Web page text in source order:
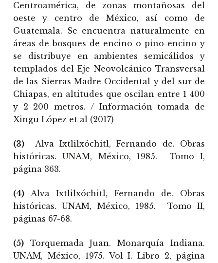
Centroamérica, de zonas montañosas del
oeste y centro de México, así como de
Guatemala. Se encuentra naturalmente en
áreas de bosques de encino o pino-encino y
se distribuye en ambientes semicálidos y
templados del Eje Neovolcánico Transversal
de las Sierras Madre Occidental y del sur de
Chiapas, en altitudes que oscilan entre 1 400
y 2 200 metros. / Información tomada de
Xingu López et al (2017)
(3)Alva Ixtlilxóchitl, Fernando de. Obras
históricas. UNAM, México, 1985. Tomo I,
página 363.
(4)Alva Ixtlilxóchitl, Fernando de. Obras
históricas. UNAM, México, 1985. Tomo II,
páginas 67-68.
(5)Torquemada Juan. Monarquía Indiana.
UNAM, México, 1975. Vol I. Libro 2, página